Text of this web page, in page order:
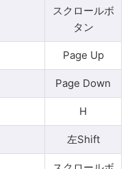
スクロールボ
タン
Page Up
Page Down
H
左Shift